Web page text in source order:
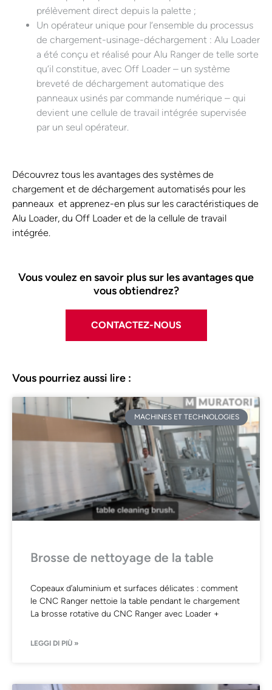
prélèvement direct depuis la palette ;
Un opérateur unique pour l‘ensemble du processus
de chargement-usinage-déchargement : Alu Loader
a été conçu et réalisé pour Alu Ranger de telle sorte
qu‘il constitue, avec Off Loader – un système
breveté de déchargement automatique des
panneaux usinés par commande numérique – qui
devient une cellule de travail intégrée supervisée
par un seul opérateur.
Découvrez tous les avantages des systèmes de
chargement et de déchargement automatisés pour les
panneaux et apprenez-en plus sur les caractéristiques de
Alu Loader, du Off Loader et de la cellule de travail
intégrée.
Vous voulez en savoir plus sur les avantages que
vous obtiendrez?
CONTACTEZ-NOUS
Vous pourriez aussi lire :
MACHINES ET TECHNOLOGIES
Brosse de nettoyage de la table
Copeaux d’aluminium et surfaces délicates : comment
le CNC Ranger nettoie la table pendant le chargement
La brosse rotative du CNC Ranger avec Loader +
LEGGI DI PIÙ »